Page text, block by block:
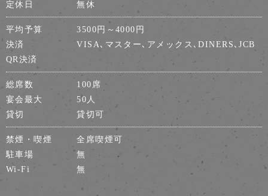
定休日
無休
平均予算
3500円～4000円
決済
VISA､マスター､アメックス､DINERS､JCB
QR決済
総席数
100席
宴会最大
50人
貸切
貸切可
禁煙・喫煙
全席喫煙可
駐車場
無
Wi-Fi
無